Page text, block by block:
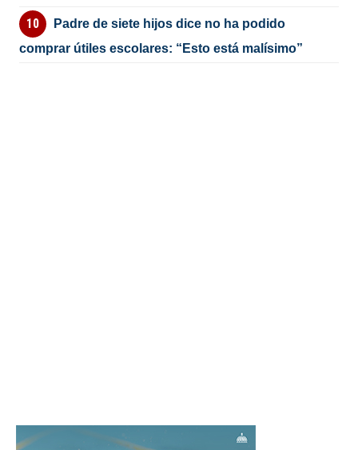
Padre de siete hijos dice no ha podido
comprar útiles escolares: “Esto está malísimo”